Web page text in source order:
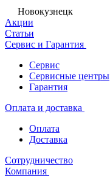
Новокузнецк
Акции
Статьи
Сервис и Гарантия
Сервис
Сервисные центры
Гарантия
Оплата и доставка
Оплата
Доставка
Сотрудничество
Компания